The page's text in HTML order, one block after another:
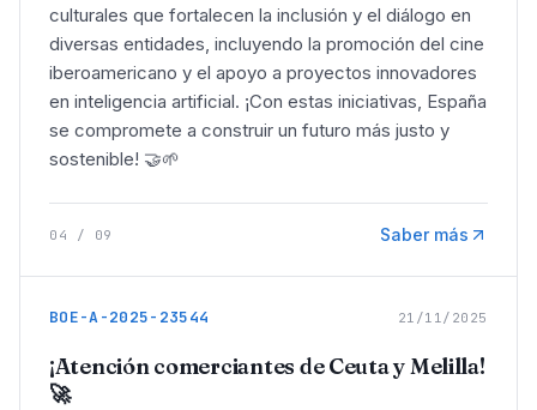
culturales que fortalecen la inclusión y el diálogo en
diversas entidades, incluyendo la promoción del cine
iberoamericano y el apoyo a proyectos innovadores
en inteligencia artificial. ¡Con estas iniciativas, España
se compromete a construir un futuro más justo y
sostenible! 🤝🌱
04 / 09 Saber más
BOE-A-2025-23544 21/11/2025
¡Atención comerciantes de Ceuta y Melilla!
🚀